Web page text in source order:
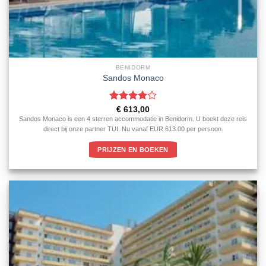
BENIDORM
Sandos Monaco
Gewaardeerd
4uit 5
€ 613,00
Sandos Monaco is een 4 sterren accommodatie in Benidorm. U boekt deze reis
direct bij onze partner TUI. Nu vanaf EUR 613.00 per persoon.
PRIJZEN EN BOEKEN